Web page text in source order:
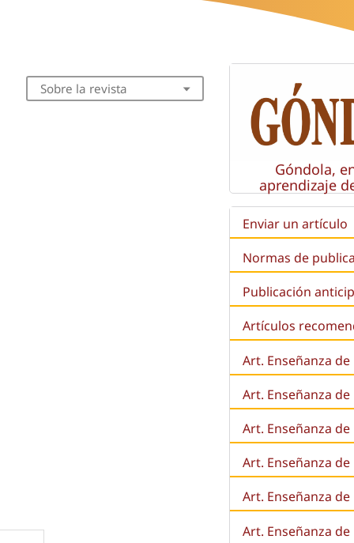
Sobre la revista
Góndola,
aprendizaje
Enviar un artículo
Normas de
Publicación
Artículos
Art. Enseñanza
Art. Enseñanza
Art. Enseñanza de
Art. Enseñanza de
Art. Enseñanza
Art. Enseñanza